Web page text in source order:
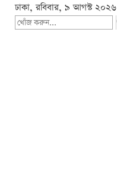
ঢাকা, রবিবার, ৯ আগস্ট ২০২৬